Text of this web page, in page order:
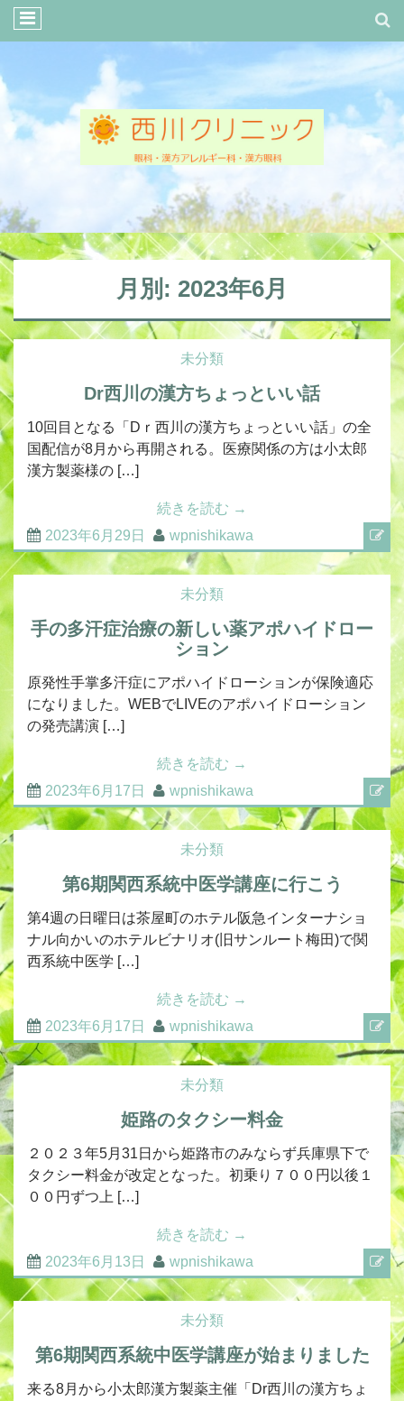
月別: 2023年6月
未分類
Dr西川の漢方ちょっといい話
10回目となる「Dｒ西川の漢方ちょっといい話」の全
国配信が8月から再開される。医療関係の方は小太郎
漢方製薬様の […]
続きを読む →
2023年6月29日
wpnishikawa
未分類
手の多汗症治療の新しい薬アポハイドロー
ション
原発性手掌多汗症にアポハイドローションが保険適応
になりました。WEBでLIVEのアポハイドローション
の発売講演 […]
続きを読む →
2023年6月17日
wpnishikawa
未分類
第6期関西系統中医学講座に行こう
第4週の日曜日は茶屋町のホテル阪急インターナショ
ナル向かいのホテルビナリオ(旧サンルート梅田)で関
西系統中医学 […]
続きを読む →
2023年6月17日
wpnishikawa
未分類
姫路のタクシー料金
２０２３年5月31日から姫路市のみならず兵庫県下で
タクシー料金が改定となった。初乗り７００円以後１
００円ずつ上 […]
続きを読む →
2023年6月13日
wpnishikawa
未分類
第6期関西系統中医学講座が始まりました
来る8月から小太郎漢方製薬主催「Dr西川の漢方ちょ